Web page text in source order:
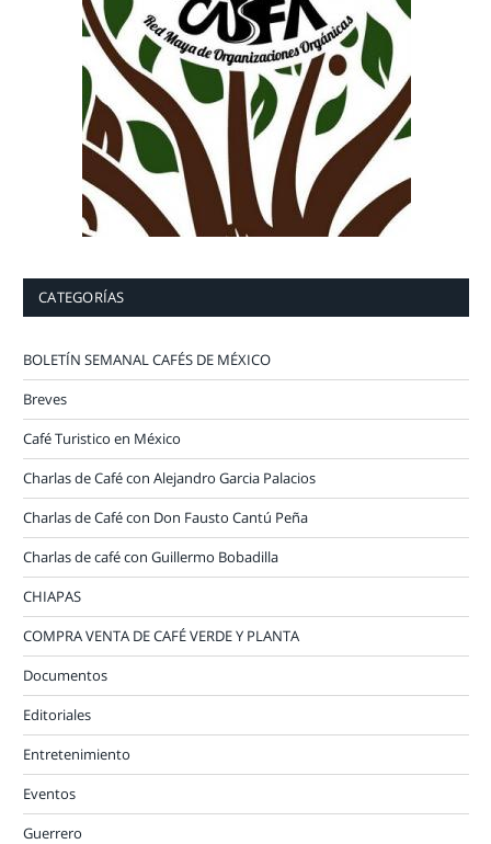
CATEGORÍAS
BOLETÍN SEMANAL CAFÉS DE MÉXICO
Breves
Café Turistico en México
Charlas de Café con Alejandro Garcia Palacios
Charlas de Café con Don Fausto Cantú Peña
Charlas de café con Guillermo Bobadilla
CHIAPAS
COMPRA VENTA DE CAFÉ VERDE Y PLANTA
Documentos
Editoriales
Entretenimiento
Eventos
Guerrero